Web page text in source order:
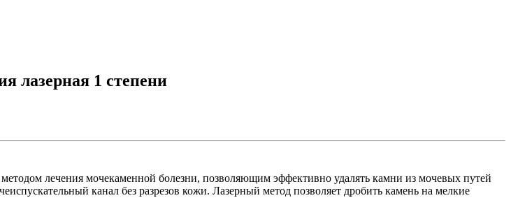
лазерная 1 степени
лечения мочекаменной болезни, позволяющим эффективно удалять камни из мочевых путей
канал без разрезов кожи. Лазерный метод позволяет дробить камень на мелкие